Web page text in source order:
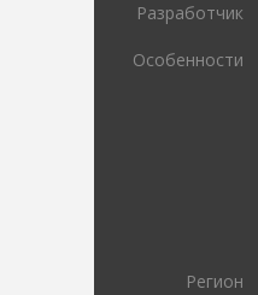
Разработчик
Особенности
Регион